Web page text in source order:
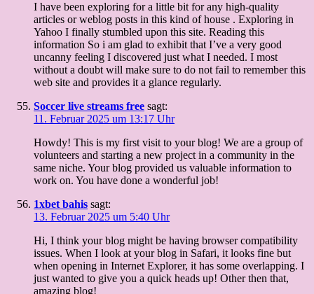
I have been exploring for a little bit for any high-quality
articles or weblog posts in this kind of house . Exploring in
Yahoo I finally stumbled upon this site. Reading this
information So i am glad to exhibit that I’ve a very good
uncanny feeling I discovered just what I needed. I most
without a doubt will make sure to do not fail to remember this
web site and provides it a glance regularly.
Soccer live streams free sagt:
11. Februar 2025 um 13:17 Uhr
Howdy! This is my first visit to your blog! We are a group of
volunteers and starting a new project in a community in the
same niche. Your blog provided us valuable information to
work on. You have done a wonderful job!
1xbet bahis sagt:
13. Februar 2025 um 5:40 Uhr
Hi, I think your blog might be having browser compatibility
issues. When I look at your blog in Safari, it looks fine but
when opening in Internet Explorer, it has some overlapping. I
just wanted to give you a quick heads up! Other then that,
amazing blog!